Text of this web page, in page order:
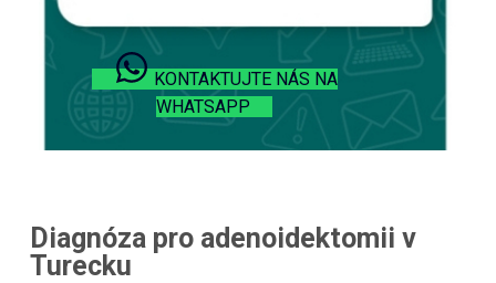
KONTAKTUJTE NÁS NA
WHATSAPP
Diagnóza pro adenoidektomii v
Turecku